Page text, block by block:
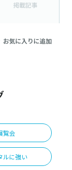
掲載記事
お気に入りに追加
覧会
ルに強い